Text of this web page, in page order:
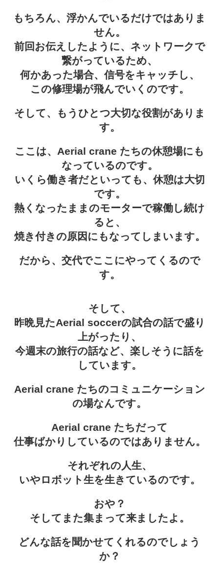
もちろん、浮かんでいるだけではありま
せん。
前回お伝えしたように、ネットワークで
繋がっているため、
何かあった場合、信号をキャッチし、
この修理場が飛んでいくのです。
そして、もうひとつ大切な役割がありま
す。
ここは、Aerial crane たちの休憩場にも
なっているのです。
いくら働き者だといっても、休憩は大切
です。
熱くなったままのモーターで稼働し続け
ると、
焼き付きの原因にもなってしまいます。
だから、交代でここにやってくるので
す。
そして、
昨晩見たAerial soccerの試合の話で盛り
上がったり、
今週末の旅行の話など、楽しそうに話を
しています。
Aerial crane たちのコミュニケーション
の場なんです。
Aerial crane たちだって
仕事ばかりしているのではありません。
それぞれの人生、
いやロボット生を生きているのです。
おや？
そしてまた集まって来ましたよ。
どんな話を聞かせてくれるのでしょう
か？